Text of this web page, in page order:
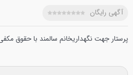
آگهی رایگان
پرستار جهت نگهداریخانم سالمند با حقوق